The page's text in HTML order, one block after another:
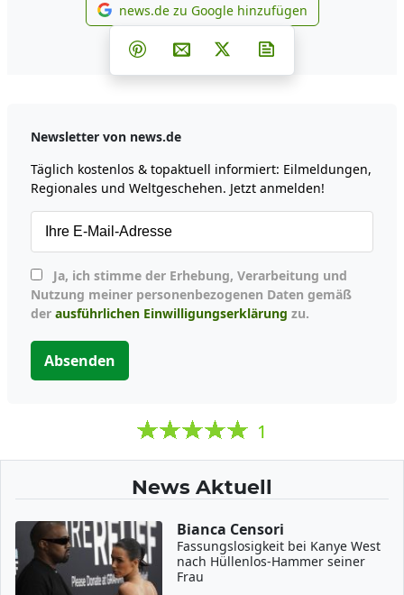
news.de zu Google
news.de zu Google hinzufügen
Teilen auf Facebook
Teilen auf Whatsapp
Teilen auf Telegram
Teilen auf Pinterest
Per E-Mail teilen
Post auf X
Newsletter von news.de
Täglich kostenlos & topaktuell informiert: Eilmeldungen,
Regionales und Weltgeschehen. Jetzt anmelden!
Nutzung meiner personenbezogenen Daten gemäß
der ausführlichen Einwilligungserklärung zu.
Absenden
1
News Aktuell
Bianca Censori
Fassungslosigkeit bei Kanye West
nach Hüllenlos-Hammer seiner
Frau